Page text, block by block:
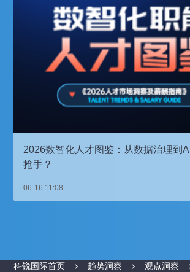
2026数智化人才图鉴：从数据治理到
抢手？
06-16 11:08
科锐国际首页 趋势洞察
观点洞察